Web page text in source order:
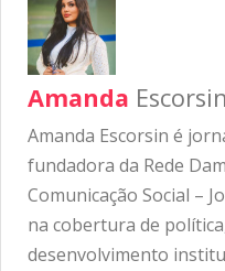
Amanda Escorsin
Amanda Escorsin é
fundadora da Rede
Comunicação Social –
na cobertura de
desenvolvimento